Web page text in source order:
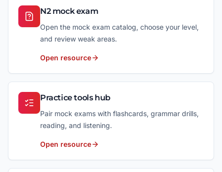
N2 mock exam
Open the mock exam catalog, choose your level,
and review weak areas.
Open resource
Practice tools hub
Pair mock exams with flashcards, grammar drills,
reading, and listening.
Open resource